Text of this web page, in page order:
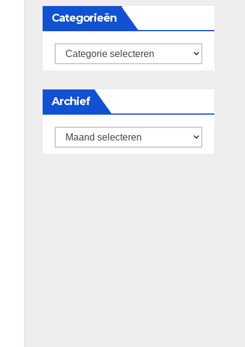
Categorieën
categorieën
Archief
Archief